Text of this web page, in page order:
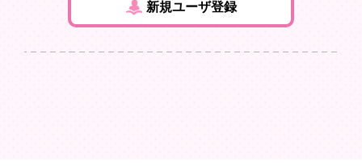
新規ユーザ登録